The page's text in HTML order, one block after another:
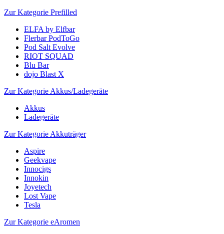
Zur Kategorie Prefilled
ELFA by Elfbar
Flerbar PodToGo
Pod Salt Evolve
RIOT SQUAD
Blu Bar
dojo Blast X
Zur Kategorie Akkus/Ladegeräte
Akkus
Ladegeräte
Zur Kategorie Akkuträger
Aspire
Geekvape
Innocigs
Innokin
Joyetech
Lost Vape
Tesla
Zur Kategorie eAromen